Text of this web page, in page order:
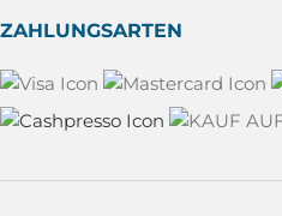
ZAHLUNGSARTEN